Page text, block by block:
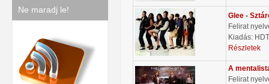
Ne maradj le!
Glee -
Felirat
Kiadás:
Részletek
A
Felirat